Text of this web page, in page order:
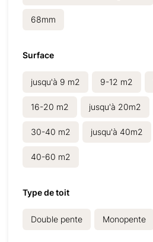
68mm
Surface
jusqu'à 9 m2 9-12 m2
16-20 m2 jusqu'à 20m2
30-40 m2 jusqu'à 40m2
40-60 m2
Type de toit
Double pente Monopente